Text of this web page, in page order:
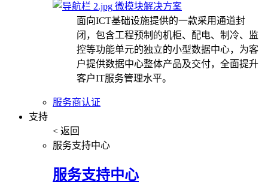
微模块解决方案
面向ICT基础设施提供的一款采用通道封
闭，包含工程预制的机柜、配电、制冷、监
控等功能单元的独立的小型数据中心，为客
户提供数据中心整体产品及交付，全面提升
客户IT服务管理水平。
服务商认证
支持
< 返回
服务支持中心
服务支持中心